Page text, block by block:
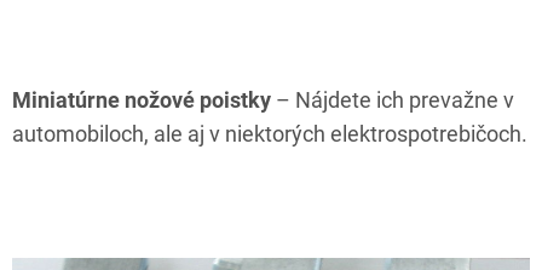
Miniatúrne nožové poistky – Nájdete ich prevažne v
automobiloch, ale aj v niektorých elektrospotrebičoch.